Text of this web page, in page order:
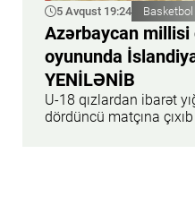
5 Avqust 19:24 Basketbol
Azərbaycan millisi
oyununda
YENİLƏNİB
U-18 qızlardan ibarət
dördüncü matçına çıxıb